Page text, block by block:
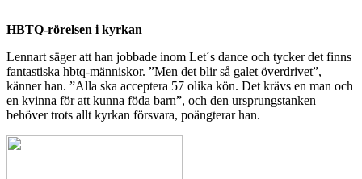
HBTQ-rörelsen i kyrkan
Lennart säger att han jobbade inom Let´s dance och tycker det finns
fantastiska hbtq-människor. ”Men det blir så galet överdrivet”,
känner han. ”Alla ska acceptera 57 olika kön. Det krävs en man och
en kvinna för att kunna föda barn”, och den ursprungstanken
behöver trots allt kyrkan försvara, poängterar han.